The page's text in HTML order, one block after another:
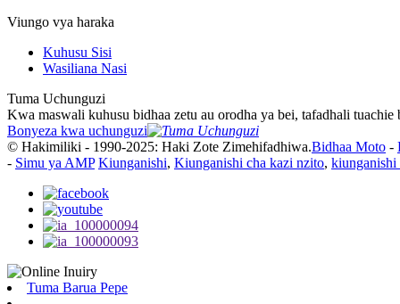
Viungo vya haraka
Kuhusu Sisi
Wasiliana Nasi
Tuma Uchunguzi
Kwa maswali kuhusu bidhaa zetu au orodha ya bei, tafadhali tuachie
Bonyeza kwa uchunguzi
© Hakimiliki - 1990-2025: Haki Zote Zimehifadhiwa.Bidhaa Moto -
- Simu ya AMP Kiunganishi, Kiunganishi cha kazi nzito, kiunganishi
Tuma Barua Pepe